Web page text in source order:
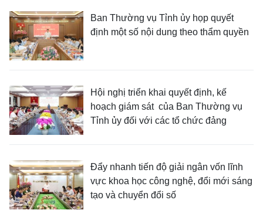
Ban Thường vụ Tỉnh ủy họp quyết
định một số nội dung theo thẩm quyền
Hội nghị triển khai quyết định, kế
hoạch giám sát của Ban Thường vụ
Tỉnh ủy đối với các tổ chức đảng
Đẩy nhanh tiến độ giải ngân vốn lĩnh
vực khoa học công nghệ, đổi mới sáng
tạo và chuyển đổi số